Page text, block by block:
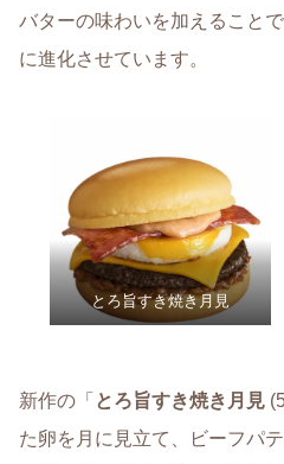
バターの味わいを加えること
に進化させています。
とろ旨すき焼き月見
新作の「 とろ旨すき焼き月見
た卵を月に見立て、ビーフパ